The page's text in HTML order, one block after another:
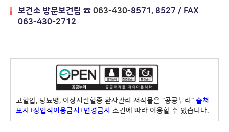
보건소 방문보건팀 ☎ 063-430-8571, 8527 / FAX
063-430-2712
고혈압, 당뇨병, 이상지질혈증 환자관리 저작물은 "공공누리" 출처
표시+상업적이용금지+변경금지 조건에 따라 이용할 수 있습니다.